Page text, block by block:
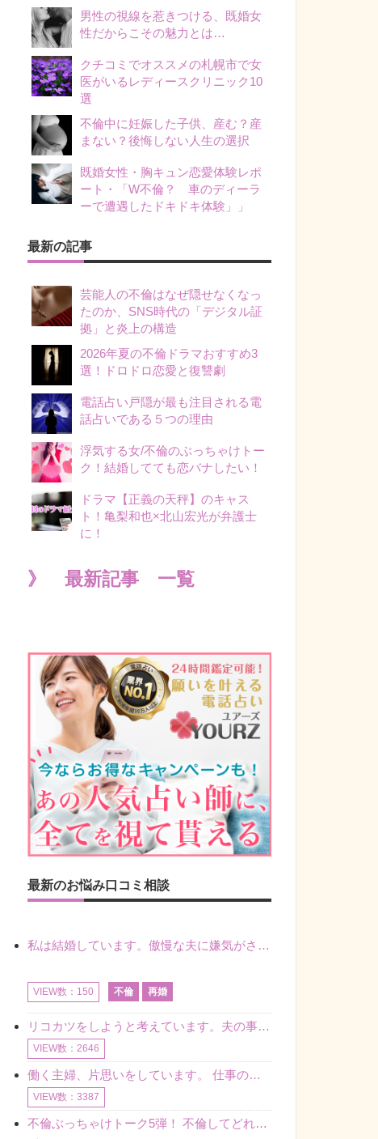
男性の視線を惹きつける、既婚女
性だからこその魅力とは…
クチコミでオススメの札幌市で女
医がいるレディースクリニック10
選
不倫中に妊娠した子供、産む？産
まない？後悔しない人生の選択
既婚女性・胸キュン恋愛体験レポ
ート・「W不倫？ 車のディーラ
ーで遭遇したドキドキ体験」」
最新の記事
芸能人の不倫はなぜ隠せなくなっ
たのか、SNS時代の「デジタル証
拠」と炎上の構造
2026年夏の不倫ドラマおすすめ3
選！ドロドロ恋愛と復讐劇
電話占い戸隠が最も注目される電
話占いである５つの理由
浮気する女/不倫のぶっちゃけトー
ク！結婚してても恋バナしたい！
ドラマ【正義の天秤】のキャス
ト！亀梨和也×北山宏光が弁護士
に！
》 最新記事 一覧
最新のお悩み口コミ相談
私は結婚しています。傲慢な夫に嫌気がさし離婚を考えていたときに、彼と出会いました。彼には恋人がいましたが、話をするうちに、夫とのことを相談するようにな
VIEW数：150 不倫 再婚
リコカツをしようと考えています。夫の事からの愛情を全く感じません。子供がいるので、子供が成長するまではと我慢しています。 まず、お金が必要だと考え、仕事の量も増やしました。ところが、夫は働かず、結局は
VIEW数：2646
働く主婦、片思いをしています。 仕事の相談をしていくうちに、彼のことを好きになりました。私には夫も子供もいます。不倫をしているわけでもなく、もちろん、この気持ちは誰にも話していません。 ラインをする関
VIEW数：3387
不倫ぶっちゃけトーク5弾！ 不倫してどれくらい？ 不倫のあれこれを、なんでもどうぞ♪♪